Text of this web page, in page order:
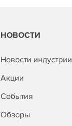
НОВОСТИ
Новости индустрии
Акции
События
Обзоры